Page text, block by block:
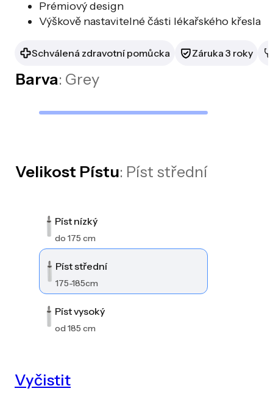
Prémiový design
Výškově nastavitelné části lékařského křesla
Schválená zdravotní pomůcka Záruka 3 roky
Barva: Grey
Velikost Pístu: Píst střední
Píst nízký
do 175 cm
Píst střední
175-185cm
Píst vysoký
od 185 cm
Vyčistit